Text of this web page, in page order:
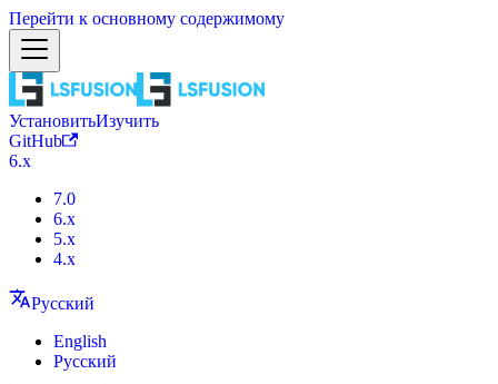
Перейти к основному содержимому
УстановитьИзучить
GitHub
6.x
7.0
6.x
5.x
4.x
Русский
English
Русский